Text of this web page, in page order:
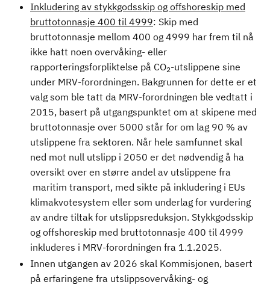
Inkludering av stykkgodsskip og offshoreskip med
bruttotonnasje 400 til 4999: Skip med
bruttotonnasje mellom 400 og 4999 har frem til nå
ikke hatt noen overvåking- eller
rapporteringsforpliktelse på CO2-utslippene sine
under MRV-forordningen. Bakgrunnen for dette er et
valg som ble tatt da MRV-forordningen ble vedtatt i
2015, basert på utgangspunktet om at skipene med
bruttotonnasje over 5000 står for om lag 90 % av
utslippene fra sektoren. Når hele samfunnet skal
ned mot null utslipp i 2050 er det nødvendig å ha
oversikt over en større andel av utslippene fra
maritim transport, med sikte på inkludering i EUs
klimakvotesystem eller som underlag for vurdering
av andre tiltak for utslippsreduksjon. Stykkgodsskip
og offshoreskip med bruttotonnasje 400 til 4999
inkluderes i MRV-forordningen fra 1.1.2025.
Innen utgangen av 2026 skal Kommisjonen, basert
på erfaringene fra utslippsovervåking- og